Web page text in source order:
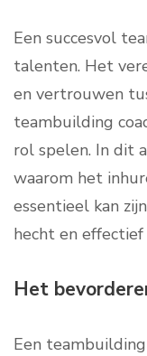
Een succesvol
talenten. Het
en vertrouwen
teambuilding
rol spelen. In dit
waarom het
essentieel kan
hecht en effectief
Het
Een